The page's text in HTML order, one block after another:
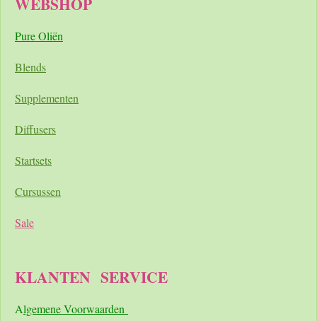
Pure Oliën
Blends
Supplementen
Diffusers
Startsets
Cursussen
Sale
KLANTEN SERVICE
Algemene Voorwaarden